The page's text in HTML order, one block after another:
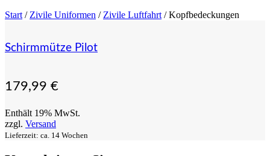
Start / Zivile Uniformen / Zivile Luftfahrt / Kopfbedeckungen
Schirmmütze Pilot
179,99 €
Enthält 19% MwSt.
zzgl. Versand
Lieferzeit: ca. 14 Wochen